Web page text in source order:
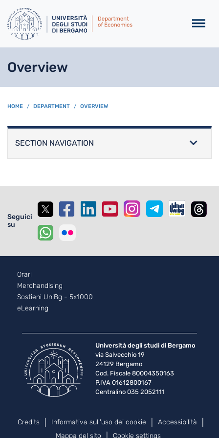
Overview
BREADCRUMB
HOME DEPARTMENT OVERVIEW
SECTION NAVIGATION
Seguici
su
Footer - 2
Orari
Merchandising
Sostieni UniBg - 5x1000
eLearning
Università degli studi di Bergamo
via Salvecchio 19
24129 Bergamo
Cod. Fiscale 80004350163
P.IVA 01612800167
Centralino 035 2052111
Piè di pagina
Credits Informativa sull'uso dei cookie
Accessibilità
Mappa del sito
Cookie settings